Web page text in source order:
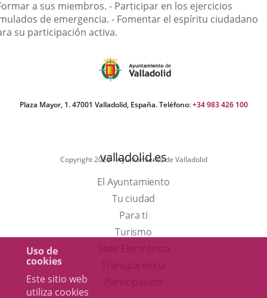
Uso de
cookies
Este sitio web
utiliza cookies
a sus miembros. - Participar en los ejercicios
de emergencia. - Fomentar el espíritu ciudadano
su participación activa.
Plaza Mayor, 1. 47001 Valladolid, España. Teléfono:+34 983 426 100
Copyright 2025 - Ayuntamiento de Valladolid
valladolid.es
El Ayuntamiento
Tu ciudad
Para ti
TurismoEste